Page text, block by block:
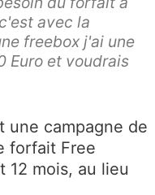
avec la
freebox j'ai une
Euro et voudrais
une campagne de
forfait Free
12 mois, au lieu